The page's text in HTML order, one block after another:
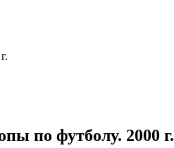
по футболу. 2000 г.